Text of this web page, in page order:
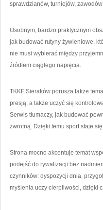
sprawdzianów, turniejów,
Osobnym, bardzo praktycznym
jak budować rutyny żywieniowe,
nie musi wybierać między
źródłem ciągłego napięcia.
TKKF Sieraków porusza także
presją, a także uczyć się
Serwis tłumaczy, jak budować
zwrotną. Dzięki temu sport staje
Strona mocno akcentuje temat
podejść do rywalizacji bez
czynników: dyspozycji dnia,
myślenia uczy cierpliwości, dzięki